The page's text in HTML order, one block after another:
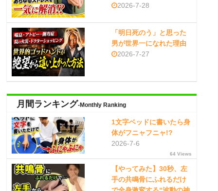
2026-7-28
「明日死のう」と思った
男が世界一になれた理由
2026-7-27
月間ランキング-Monthly Ranking
1文字ベッドに書いたら身
体がフニャフニャ!?
2026-7-6
64 Views
【やってみた】30秒、左
手の共鳴骨にふれるだけ